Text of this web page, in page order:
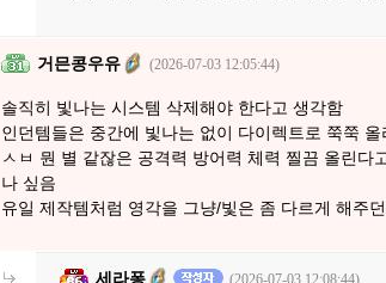
거믄콩우유 (2026-07-03 12:05:44)
솔직히 빛나는 시스템 삭제해야 한다고 생각함
인던템들은 중간에 빛나는 없이 다이렉트로 쭉쭉 올
ㅅㅂ 뭔 별 같잖은 공격력 방어력 체력 찔끔 올린다
나 싶음
유일 제작템처럼 영각을 그냥/빛은 좀 다르게 해주
세라퐁 (2026-07-03 12:08:44)